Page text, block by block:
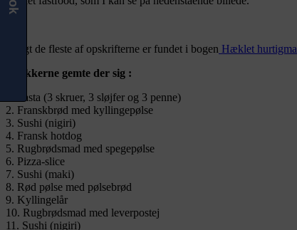
Langt de fleste af opskrifterne er fundet i bogen Hæklet
I pakkerne gemte der sig :
1. Pasta (3 skruer, 3 sløjfer og 3 penne)
2. Franskbrød med kyllingepølse
3. Sushi (nigiri)
4. Fransk hotdog
5. Rugbrødsmad med spegepølse
6. Pizza-slice
7. Sushi (maki)
8. Rød pølse med pølsebrød
9. Kyllingelår
10. Rugbrødsmad med leverpostej
11. Sushi (nigiri)